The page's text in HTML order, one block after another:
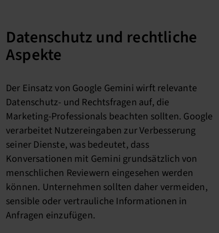
Datenschutz und rechtliche
Aspekte
Der Einsatz von Google Gemini wirft relevante
Datenschutz- und Rechtsfragen auf, die
Marketing-Professionals beachten sollten. Google
verarbeitet Nutzereingaben zur Verbesserung
seiner Dienste, was bedeutet, dass
Konversationen mit Gemini grundsätzlich von
menschlichen Reviewern eingesehen werden
können. Unternehmen sollten daher vermeiden,
sensible oder vertrauliche Informationen in
Anfragen einzufügen.